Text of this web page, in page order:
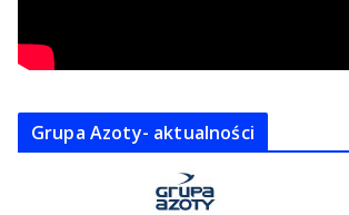
Grupa Azoty- aktualności